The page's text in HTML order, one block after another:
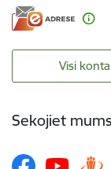
Visi
Sekojiet mums